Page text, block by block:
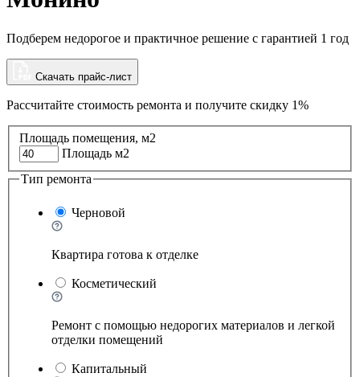
Подберем недорогое и практичное решение с гарантией 1 год
Скачать прайс-лист
Рассчитайте стоимость ремонта и получите скидку 1%
Площадь помещения, м2
Площадь м2
Тип ремонта
Черновой
Квартира готова к отделке
Косметический
Ремонт с помощью недорогих материалов и легкой
отделки помещений
Капитальный